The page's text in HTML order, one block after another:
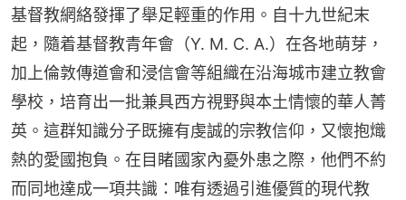
基督教網絡發揮了舉足輕重的作用。自十九世紀末
起，隨着基督教青年會（Y. M. C. A.）在各地萌芽，
加上倫敦傳道會和浸信會等組織在沿海城市建立教會
學校，培育出一批兼具西方視野與本土情懷的華人菁
英。這群知識分子既擁有虔誠的宗教信仰，又懷抱熾
熱的愛國抱負。在目睹國家內憂外患之際，他們不約
而同地達成一項共識：唯有透過引進優質的現代教